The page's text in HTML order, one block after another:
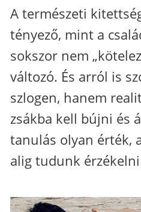
A természeti
tényező, mint a
sokszor nem
változó. És arról is
szlogen, hanem
zsákba kell bújni és
tanulás olyan érték,
alig tudunk